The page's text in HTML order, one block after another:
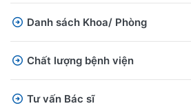
Danh sách Khoa/ Phòng
Chất lượng bệnh viện
Tư vấn Bác sĩ